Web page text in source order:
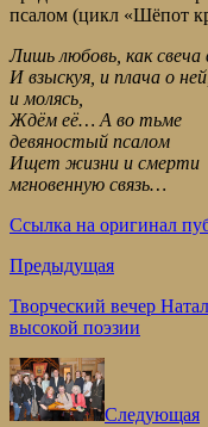
псалом (цикл «Шёпот
Лишь любовь, как
И взыскуя, и плача о ней,
и молясь,
Ждём её… А во тьме
девяностый псалoм
Ищет жизни и смерти
мгновенную связь…
Ссылка на оригинал
Предыдущая
Творческий вечер
высокой поэзии
Следующая